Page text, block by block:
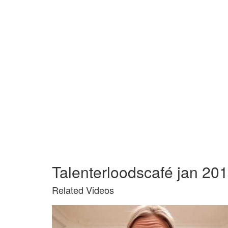
Talenterloodscafé jan
Related Videos